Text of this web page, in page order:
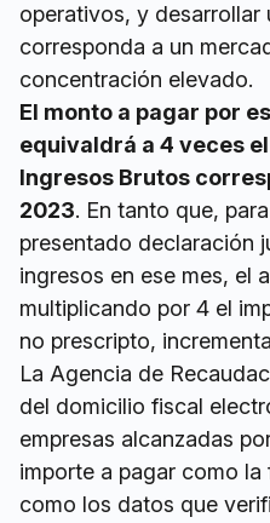
operativos, y desarrollar
corresponda a un
concentración elevado.
El monto a pagar por
equivaldrá a 4 veces
Ingresos Brutos
2023. En tanto que,
presentado declaración
ingresos en ese mes, el
multiplicando por 4 el
no prescripto,
La Agencia de
del domicilio fiscal
empresas alcanzadas
importe a pagar como
como los datos que